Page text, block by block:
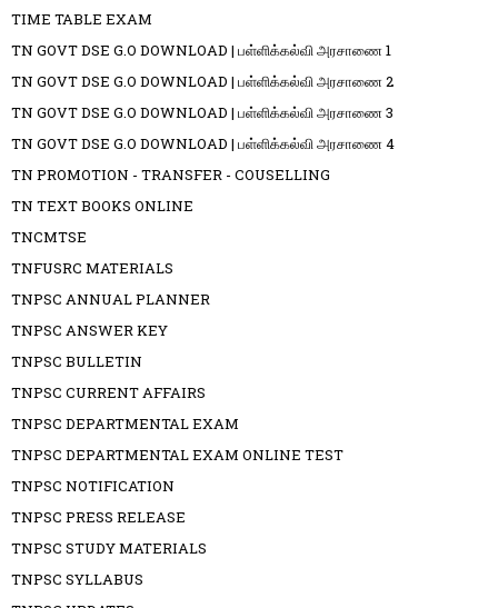
TIME TABLE EXAM
TN GOVT DSE G.O DOWNLOAD | பள்ளிக்கல்வி அரசாணை 1
TN GOVT DSE G.O DOWNLOAD | பள்ளிக்கல்வி அரசாணை 2
TN GOVT DSE G.O DOWNLOAD | பள்ளிக்கல்வி அரசாணை 3
TN GOVT DSE G.O DOWNLOAD | பள்ளிக்கல்வி அரசாணை 4
TN PROMOTION - TRANSFER - COUSELLING
TN TEXT BOOKS ONLINE
TNCMTSE
TNFUSRC MATERIALS
TNPSC ANNUAL PLANNER
TNPSC ANSWER KEY
TNPSC BULLETIN
TNPSC CURRENT AFFAIRS
TNPSC DEPARTMENTAL EXAM
TNPSC DEPARTMENTAL EXAM ONLINE TEST
TNPSC NOTIFICATION
TNPSC PRESS RELEASE
TNPSC STUDY MATERIALS
TNPSC SYLLABUS